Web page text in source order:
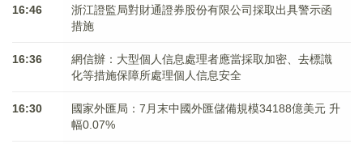
16:46
浙江證監局對財通證券股份有限公司採取出具警示函
措施
16:36
網信辦：大型個人信息處理者應當採取加密、去標識
化等措施保障所處理個人信息安全
16:30
國家外匯局：7月末中國外匯儲備規模34188億美元 升
幅0.07%